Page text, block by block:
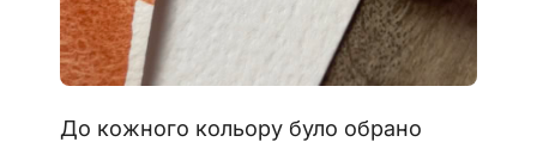
До кожного кольору було обрано